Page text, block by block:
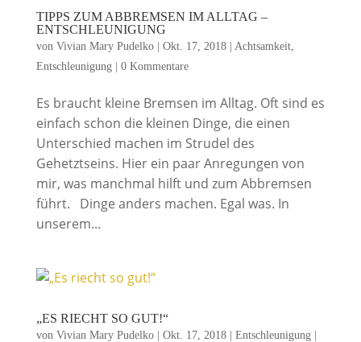
TIPPS ZUM ABBREMSEN IM ALLTAG –
ENTSCHLEUNIGUNG
von Vivian Mary Pudelko| Okt. 17, 2018| Achtsamkeit,
Entschleunigung| 0 Kommentare
Es braucht kleine Bremsen im Alltag. Oft sind es
einfach schon die kleinen Dinge, die einen
Unterschied machen im Strudel des
Gehetztseins. Hier ein paar Anregungen von
mir, was manchmal hilft und zum Abbremsen
führt. Dinge anders machen. Egal was. In
unserem...
„ES RIECHT SO GUT!“
von Vivian Mary Pudelko| Okt. 17, 2018| Entschleunigung|